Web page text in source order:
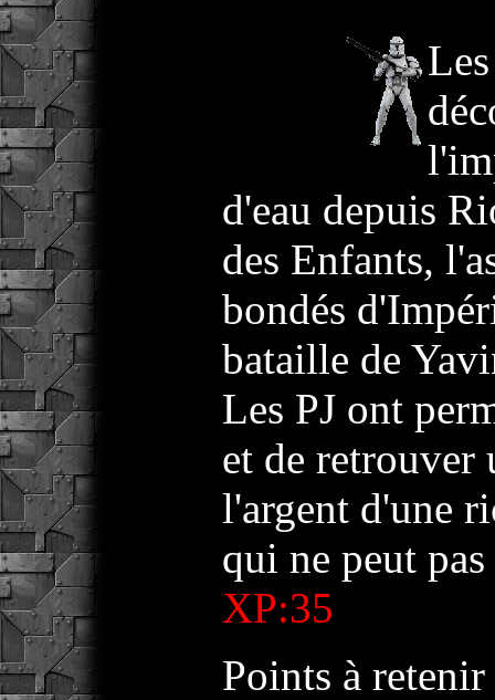
d'eau depuis
des Enfants,
bondés
bataille de
Les PJ ont
et de retrouver
l'argent d'une
qui ne peut
XP:35
Points à